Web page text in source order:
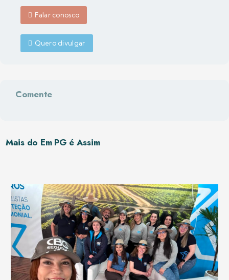
Falar conosco
Quero divulgar
Comente
Mais do Em PG é Assim